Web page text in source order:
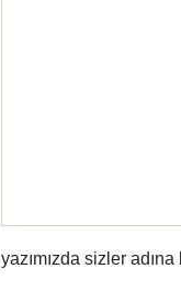
yazımızda sizler adına